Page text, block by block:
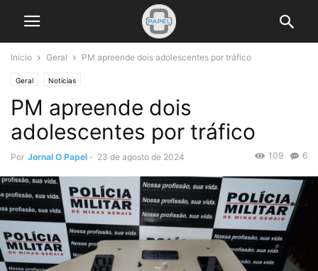
Início Geral PM apreende dois adolescentes por tráfico
Geral Notícias
PM apreende dois
adolescentes por tráfico
Por Jornal O Papel - 23 de agosto de 2024 6
109